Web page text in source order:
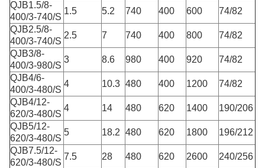
QJB1.5/8-
400/3-740/S
1.5 5.2 740 400 600
74/82
QJB2.5/8-
400/3-740/S
2.5 7 740 400 800
74/82
QJB3/8-
400/3-980/S
3 8.6 980 400 920
74/82
QJB4/6-
400/3-480/S
4 10.3 480 400 1200
74/82
QJB4/12-
620/3-480/S
4 14 480 620 1400
190/206
QJB5/12-
620/3-480/S
5 18.2 480 620 1800
196/212
QJB7.5/12-
620/3-480/S
7.5 28 480 620 2600
240/256